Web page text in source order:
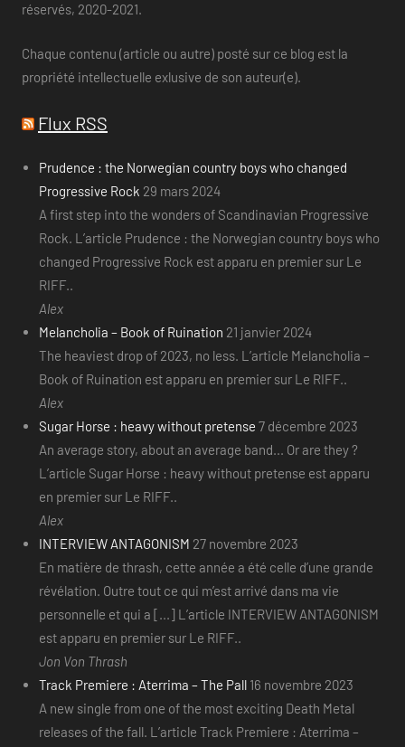
réservés, 2020-2021.
Chaque contenu (article ou autre) posté sur ce blog est la
propriété intellectuelle exlusive de son auteur(e).
Flux RSS
Prudence : the Norwegian country boys who changed
Progressive Rock 29 mars 2024
A first step into the wonders of Scandinavian Progressive
Rock. L’article Prudence : the Norwegian country boys who
changed Progressive Rock est apparu en premier sur Le
RIFF..
Alex
Melancholia – Book of Ruination 21 janvier 2024
The heaviest drop of 2023, no less. L’article Melancholia –
Book of Ruination est apparu en premier sur Le RIFF..
Alex
Sugar Horse : heavy without pretense 7 décembre 2023
An average story, about an average band... Or are they ?
L’article Sugar Horse : heavy without pretense est apparu
en premier sur Le RIFF..
Alex
INTERVIEW ANTAGONISM 27 novembre 2023
En matière de thrash, cette année a été celle d’une grande
révélation. Outre tout ce qui m’est arrivé dans ma vie
personnelle et qui a [...] L’article INTERVIEW ANTAGONISM
est apparu en premier sur Le RIFF..
Jon Von Thrash
Track Premiere : Aterrima – The Pall 16 novembre 2023
A new single from one of the most exciting Death Metal
releases of the fall. L’article Track Premiere : Aterrima –